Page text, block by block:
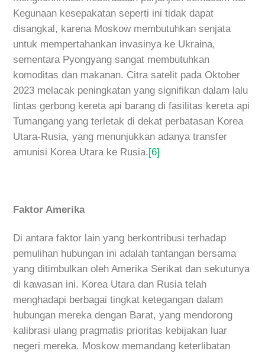
Kegunaan kesepakatan seperti ini tidak dapat
disangkal, karena Moskow membutuhkan senjata
untuk mempertahankan invasinya ke Ukraina,
sementara Pyongyang sangat membutuhkan
komoditas dan makanan. Citra satelit pada Oktober
2023 melacak peningkatan yang signifikan dalam lalu
lintas gerbong kereta api barang di fasilitas kereta api
Tumangang yang terletak di dekat perbatasan Korea
Utara-Rusia, yang menunjukkan adanya transfer
amunisi Korea Utara ke Rusia. [6]
Faktor Amerika
Di antara faktor lain yang berkontribusi terhadap
pemulihan hubungan ini adalah tantangan bersama
yang ditimbulkan oleh Amerika Serikat dan sekutunya
di kawasan ini. Korea Utara dan Rusia telah
menghadapi berbagai tingkat ketegangan dalam
hubungan mereka dengan Barat, yang mendorong
kalibrasi ulang pragmatis prioritas kebijakan luar
negeri mereka. Moskow memandang keterlibatan